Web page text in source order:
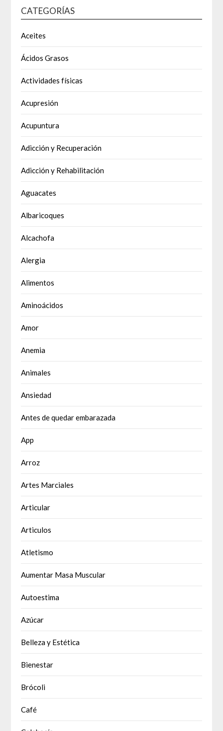
CATEGORÍAS
Aceites
Ácidos Grasos
Actividades físicas
Acupresión
Acupuntura
Adicción y Recuperación
Adicción y Rehabilitación
Aguacates
Albaricoques
Alcachofa
Alergia
Alimentos
Aminoácidos
Amor
Anemia
Animales
Ansiedad
Antes de quedar embarazada
App
Arroz
Artes Marciales
Articular
Articulos
Atletismo
Aumentar Masa Muscular
Autoestima
Azúcar
Belleza y Estética
Bienestar
Brócoli
Café